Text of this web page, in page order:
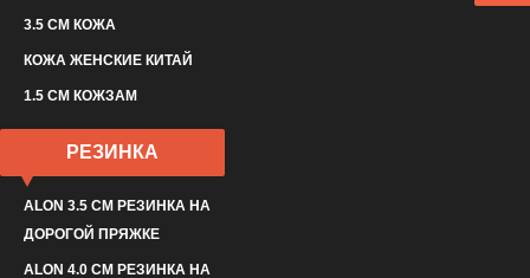
3.5 СМ КОЖА
КОЖА ЖЕНСКИЕ КИТАЙ
1.5 СМ КОЖЗАМ
РЕЗИНКА
ALON 3.5 СМ РЕЗИНКА НА
ДОРОГОЙ ПРЯЖКЕ
ALON 4.0 СМ РЕЗИНКА НА